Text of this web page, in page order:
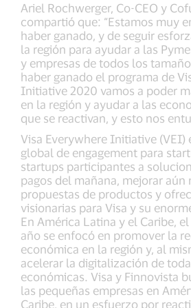
Ariel Rochwerger, Co-CEO y
compartió que: “Estamos muy
haber ganado, y de seguir
la región para ayudar a las
y empresas de todos los
haber ganado el programa de
Initiative 2020 vamos a poder
en la región y ayudar a las
que se reactivan, y esto nos
Visa Everywhere Initiative (VEI)
global de engagement para
startups participantes a
pagos del mañana, mejorar aún
propuestas de productos y
visionarias para Visa y su
En América Latina y el Caribe,
año se enfocó en promover la
económica en la región y, al
acelerar la digitalización de
económicas. Visa y Finnovista
las pequeñas empresas en
Caribe, en un esfuerzo por